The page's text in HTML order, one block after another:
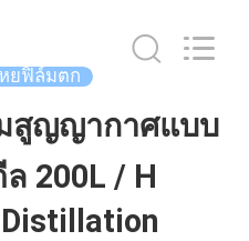
หยฟิล์มตก
มสูญญากาศแบบ
200L / H